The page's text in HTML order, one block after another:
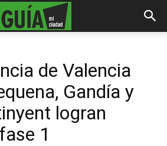
de Valencia
Gandía y
logran
1